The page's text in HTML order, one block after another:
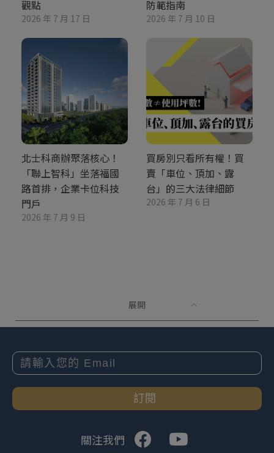
觀點
2026 年 7 月 17 日
防範指南
2026 年 7 月 10 日
北士科商辦聚落核心！
「聯上智科」坐落福國
路首排，企業卡位科技
門戶
2026 年 7 月 9 日
買房別只看所有權！買
賣「車位、頂加、露
台」的三大法律細節
2026 年 7 月 6 日
展開
關注我們
訂閱